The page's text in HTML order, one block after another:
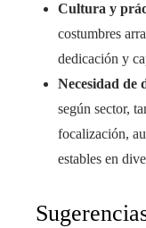
Cultura y
costumbres
dedicación y
Necesidad de
según sector,
focalización,
estables en